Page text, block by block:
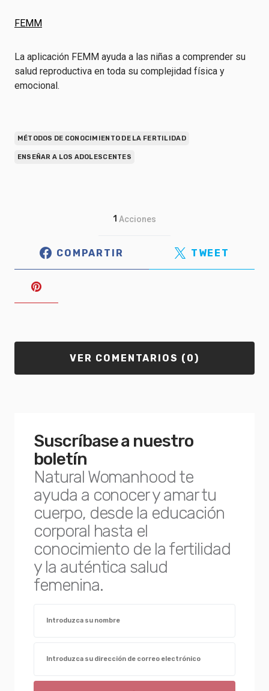
FEMM
La aplicación FEMM ayuda a las niñas a comprender su
salud reproductiva en toda su complejidad física y
emocional.
MÉTODOS DE CONOCIMIENTO DE LA FERTILIDAD
ENSEÑAR A LOS ADOLESCENTES
1 Acciones
COMPARTIR TWEET
VER COMENTARIOS (0)
Suscríbase a nuestro
boletín
Natural Womanhood te
ayuda a conocer y amar tu
cuerpo, desde la educación
corporal hasta el
conocimiento de la fertilidad
y la auténtica salud
femenina.